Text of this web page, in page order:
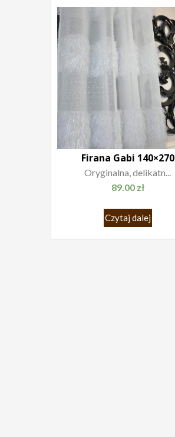
Firana Gabi 140×270
Oryginalna, delikatn...
89.00 zł
Czytaj dalej